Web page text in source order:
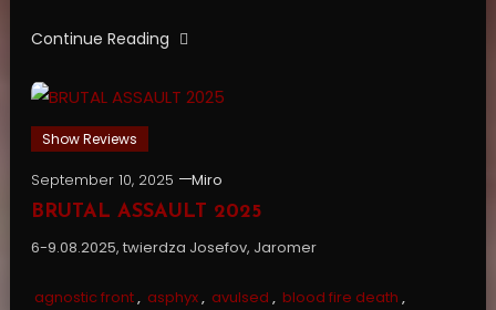
Continue Reading
Show Reviews
September 10, 2025
Miro
BRUTAL ASSAULT 2025
6-9.08.2025, twierdza Josefov, Jaromer
agnostic front, asphyx, avulsed , blood fire death ,